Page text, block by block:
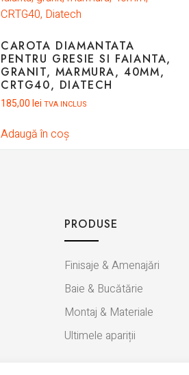
CAROTA DIAMANTATA
PENTRU GRESIE SI FAIANTA,
GRANIT, MARMURA, 40MM,
CRTG40, DIATECH
185,00 lei TVA INCLUS
Adaugă în coș
PRODUSE
Finisaje & Amenajări
Baie & Bucătărie
Montaj & Materiale
Ultimele apariții